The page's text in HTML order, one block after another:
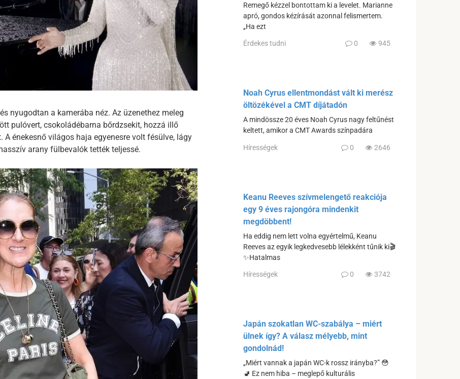
nyugodtan a kamerába néz. Az üzenethez meleg
pulóvert, csokoládébarna bőrdzsekit, hozzá illő
énekesnő világos haja egyenesre volt fésülve, lágy
arany fülbevalók tették teljessé.
Remegő kézzel bontottam ki a levelet. Marianne
apró, gondos kézírását azonnal felismertem.
„Ha ezt
Érdekes tudni 0 945
Noah Cyrus ellentmondást vált ki merész
öltözékével a CMT díjátadón
A mindössze 20 éves Noah Cyrus nagy feltűnést
keltett, amikor a CMT Awards színpadára
Hírességek 0 2646
Keanu Reeves szívmelengető reakciója
egy 9 éves rajongóra mindenkit
megdöbbent!
Ha eddig nem lett volna egyértelmű, Keanu
Reeves az egyik legkedvesebb lélekként tűnik ki🎬
✨Hatalmas
Hírességek 0 3742
Japán szokatlan WC-szabálya – miért
ülnek így? A válasz mélyebb, mint
gondolnád!
„Miért vannak a japán WC-k rossz irányba?” 😳
🚽 Ez nem hiba – meglepő kulturális